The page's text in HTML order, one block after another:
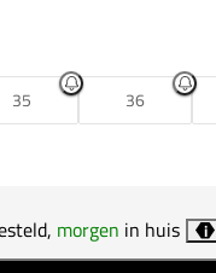
35 36
morgen in huis i